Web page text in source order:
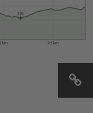
2 km 2.5 km
379